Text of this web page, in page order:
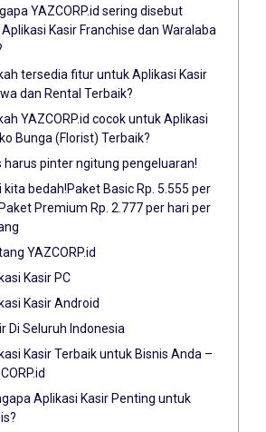
YAZCORP.id sering disebut
Kasir Franchise dan Waralaba
tersedia fitur untuk Aplikasi Kasir
dan Rental Terbaik?
YAZCORP.id cocok untuk Aplikasi
Bunga (Florist) Terbaik?
harus pinter ngitung pengeluaran!
kita bedah!Paket Basic Rp. 5.555 per
Premium Rp. 2.777 per hari per
YAZCORP.id
Kasir PC
Kasir Android
Di Seluruh Indonesia
Kasir Terbaik untuk Bisnis Anda –
Aplikasi Kasir Penting untuk